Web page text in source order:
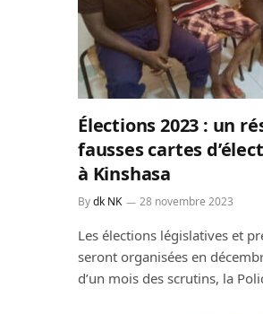
Élections 2023 : un
fausses cartes
à Kinshasa
Bydk NK 28 novembre 2023
Les élections législatives et
seront organisées en
d’un mois des scrutins, la